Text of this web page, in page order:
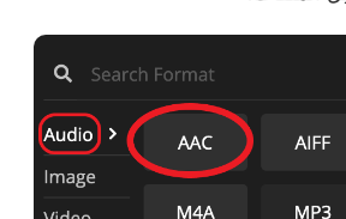
شكرا لاشتراكك!
شكرا لاشتراكك!
التنزيل ورمز القسيمة